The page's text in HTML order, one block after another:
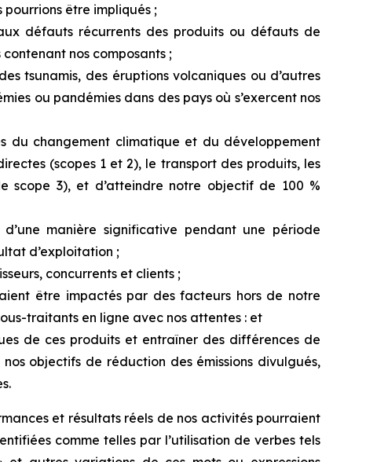
être impliqués ;
défauts récurrents des produits ou défauts de
nos composants ;
des tsunamis, des éruptions volcaniques ou d’autres
ou pandémies dans des pays où s’exercent nos
du changement climatique et du développement
(scopes 1 et 2), le transport des produits, les
scope 3), et d’atteindre notre objectif de 100 %
manière significative pendant une période
d’exploitation ;
concurrents et clients ;
être impactés par des facteurs hors de notre
traitants en ligne avec nos attentes : et
de ces produits et entraîner des différences de
objectifs de réduction des émissions divulgués,
et résultats réels de nos activités pourraient
comme telles par l’utilisation de verbes tels